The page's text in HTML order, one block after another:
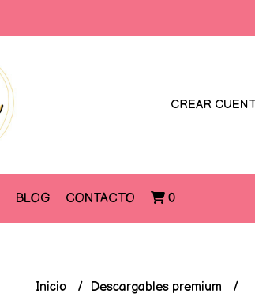
CREAR
BLOG CONTACTO 0
Inicio
Descargables premium